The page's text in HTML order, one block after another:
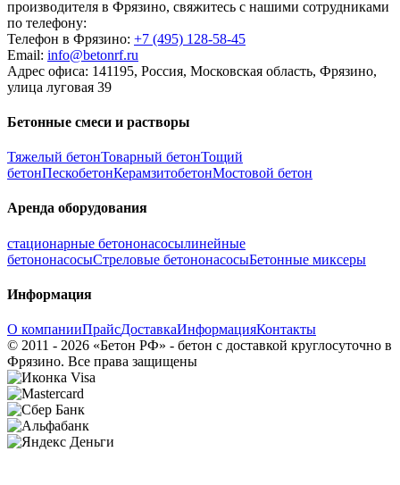
производителя в Фрязино, свяжитесь с нашими сотрудниками
по телефону:
Телефон в Фрязино: +7 (495) 128-58-45
Email: info@betonrf.ru
Адрес офиса: 141195, Россия, Московская область, Фрязино,
улица луговая 39
Бетонные смеси и растворы
Тяжелый бетонТоварный бетонТощий
бетонПескобетонКерамзитобетонМостовой бетон
Аренда оборудования
стационарные бетононасосылинейные
бетононасосыСтреловые бетононасосыБетонные миксеры
Информация
О компанииПрайсДоставкаИнформацияКонтакты
© 2011 - 2026 «Бетон РФ» - бетон с доставкой круглосуточно в
Фрязино. Все права защищены